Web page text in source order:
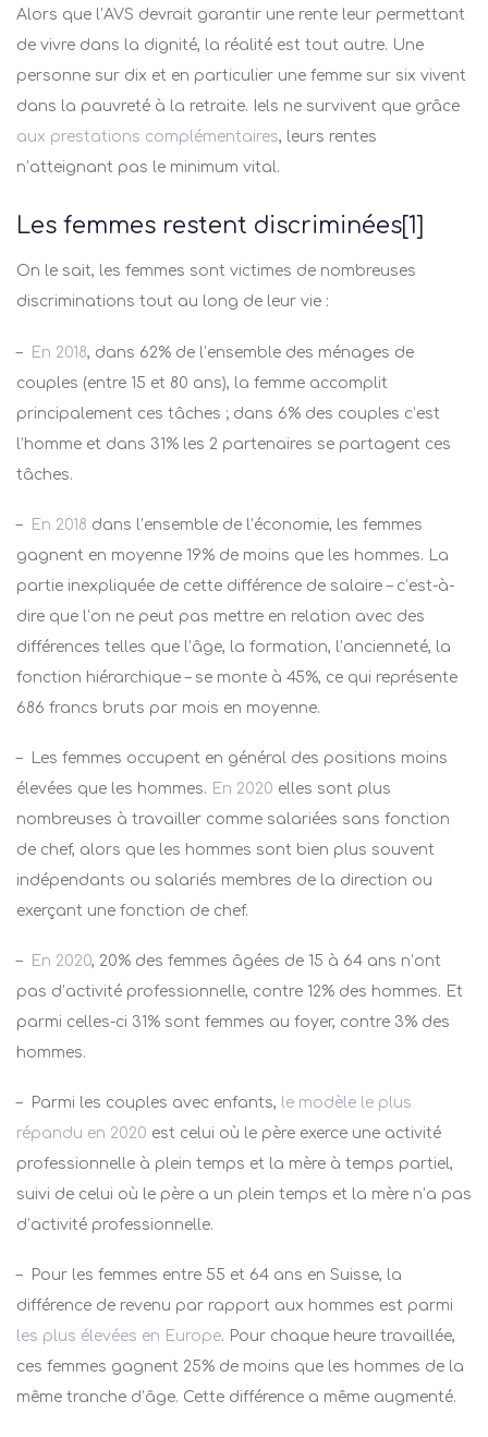
Alors que l’AVS devrait garantir une rente leur permettant
de vivre dans la dignité, la réalité est tout autre. Une
personne sur dix et en particulier une femme sur six vivent
dans la pauvreté à la retraite. Iels ne survivent que grâce
aux prestations complémentaires, leurs rentes
n’atteignant pas le minimum vital.
Les femmes restent discriminées[1]
On le sait, les femmes sont victimes de nombreuses
discriminations tout au long de leur vie :
– En 2018, dans 62% de l’ensemble des ménages de
couples (entre 15 et 80 ans), la femme accomplit
principalement ces tâches ; dans 6% des couples c’est
l’homme et dans 31% les 2 partenaires se partagent ces
tâches.
– En 2018 dans l’ensemble de l’économie, les femmes
gagnent en moyenne 19% de moins que les hommes. La
partie inexpliquée de cette différence de salaire – c’est-à-
dire que l’on ne peut pas mettre en relation avec des
différences telles que l’âge, la formation, l’ancienneté, la
fonction hiérarchique – se monte à 45%, ce qui représente
686 francs bruts par mois en moyenne.
–
Les femmes occupent en général des positions moins
élevées que les hommes. En 2020 elles sont plus
nombreuses à travailler comme salariées sans fonction
de chef, alors que les hommes sont bien plus souvent
indépendants ou salariés membres de la direction ou
exerçant une fonction de chef.
– En 2020, 20% des femmes âgées de 15 à 64 ans n’ont
pas d’activité professionnelle, contre 12% des hommes. Et
parmi celles-ci 31% sont femmes au foyer, contre 3% des
hommes.
– Parmi les couples avec enfants, le modèle le plus
répandu en 2020 est celui où le père exerce une activité
professionnelle à plein temps et la mère à temps partiel,
suivi de celui où le père a un plein temps et la mère n’a pas
d’activité professionnelle.
–
Pour les femmes entre 55 et 64 ans en Suisse, la
différence de revenu par rapport aux hommes est parmi
les plus élevées en Europe. Pour chaque heure travaillée,
ces femmes gagnent 25% de moins que les hommes de la
même tranche d’âge. Cette différence a même augmenté.